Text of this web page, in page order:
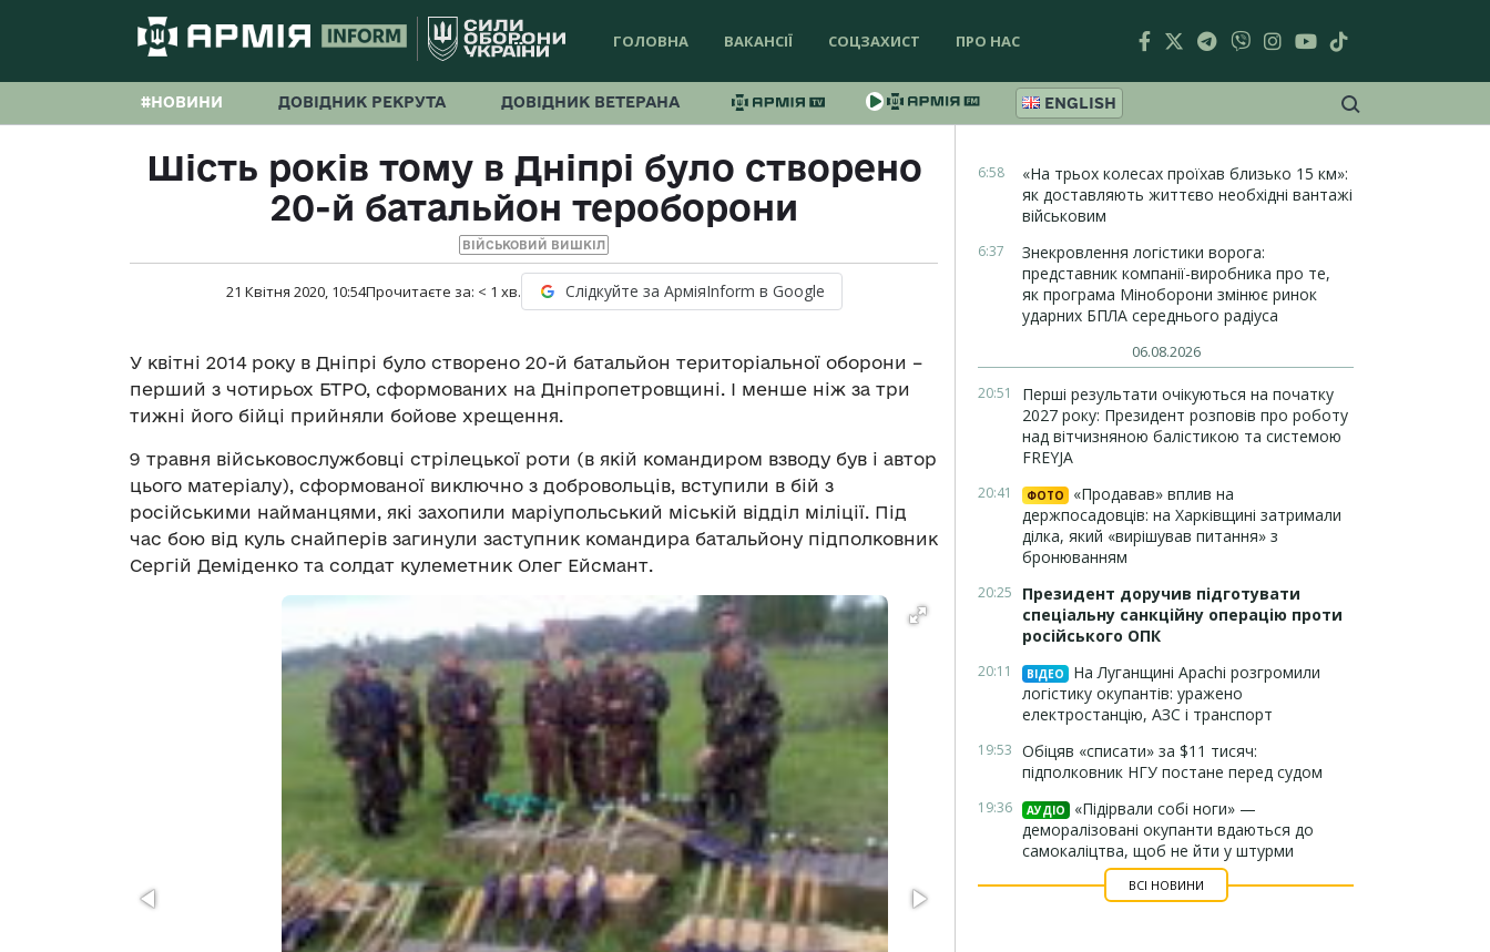
ГОЛОВНА ВАКАНСІЇ СОЦЗАХИСТ ПРО НАС
#НОВИНИ ДОВІДНИК РЕКРУТА ДОВІДНИК ВЕТЕРАНА ENGLISH
Шість років тому в Дніпрі було створено
20-й батальйон тероборони
ВІЙСЬКОВИЙ ВИШКІЛ
21 Квітня 2020, 10:54Прочитаєте за: < 1 хв. Слідкуйте за АрміяInform в Google
У квітні 2014 року в Дніпрі було створено 20-й батальйон територіальної оборони –
перший з чотирьох БТРО, сформованих на Дніпропетровщині. І менше ніж за три
тижні його бійці прийняли бойове хрещення.
9 травня військовослужбовці стрілецької роти (в якій командиром взводу був і автор
цього матеріалу), сформованої виключно з добровольців, вступили в бій з
російськими найманцями, які захопили маріупольський міській відділ міліції. Під
час бою від куль снайперів загинули заступник командира батальйону підполковник
Сергій Деміденко та солдат кулеметник Олег Ейсмант.
6:58
«На трьох колесах проїхав близько 15 км»:
як доставляють життєво необхідні вантажі
військовим
6:37
Знекровлення логістики ворога:
представник компанії-виробника про те,
як програма Міноборони змінює ринок
ударних БПЛА середнього радіуса
06.08.2026
20:51
Перші результати очікуються на початку
2027 року: Президент розповів про роботу
над вітчизняною балістикою та системою
FREYJA
20:41 ФОТО
«Продавав» вплив на
держпосадовців: на Харківщині затримали
ділка, який «вирішував питання» з
бронюванням
20:25
Президент доручив підготувати
спеціальну санкційну операцію проти
російського ОПК
20:11 ВІДЕО
На Луганщині Apachi розгромили
логістику окупантів: уражено
електростанцію, АЗС і транспорт
19:53 Обіцяв «списати» за $11 тисяч:
підполковник НГУ постане перед судом
19:36 АУДІО
«Підірвали собі ноги» —
деморалізовані окупанти вдаються до
самокаліцтва, щоб не йти у штурми
ВСІ НОВИНИ